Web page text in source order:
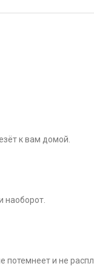
к вам домой.
наоборот.
и не